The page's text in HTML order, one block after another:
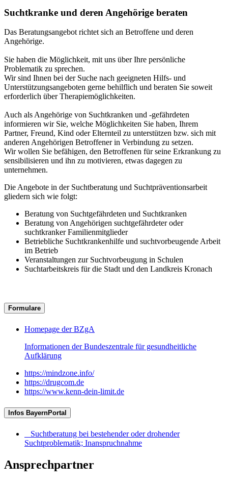
Suchtkranke und deren Angehörige beraten
Das Beratungsangebot richtet sich an Betroffene und deren
Angehörige.
Sie haben die Möglichkeit, mit uns über Ihre persönliche
Problematik zu sprechen.
Wir sind Ihnen bei der Suche nach geeigneten Hilfs- und
Unterstützungsangeboten gerne behilflich und beraten Sie soweit
erforderlich über Therapiemöglichkeiten.
Auch als Angehörige von Suchtkranken und -gefährdeten
informieren wir Sie, welche Möglichkeiten Sie haben, Ihrem
Partner, Freund, Kind oder Elternteil zu unterstützen bzw. sich mit
anderen Angehörigen Betroffener in Verbindung zu setzen.
Wir wollen Sie befähigen, den Betroffenen für seine Erkrankung zu
sensibilisieren und ihn zu motivieren, etwas dagegen zu
unternehmen.
Die Angebote in der Suchtberatung und Suchtpräventionsarbeit
gliedern sich wie folgt:
Beratung von Suchtgefährdeten und Suchtkranken
Beratung von Angehörigen suchtgefährdeter oder
suchtkranker Familienmitglieder
Betriebliche Suchtkrankenhilfe und suchtvorbeugende Arbeit
im Betrieb
Veranstaltungen zur Suchtvorbeugung in Schulen
Suchtarbeitskreis für die Stadt und den Landkreis Kronach
Formulare
Homepage der BZgA
Informationen der Bundeszentrale für gesundheitliche
Aufklärung
https://mindzone.info/
https://drugcom.de
https://www.kenn-dein-limit.de
Infos BayernPortal
Suchtberatung bei bestehender oder drohender
Suchtproblematik; Inanspruchnahme
Ansprechpartner